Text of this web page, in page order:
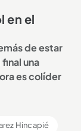
en el
de estar
una
es colíder
Hincapié